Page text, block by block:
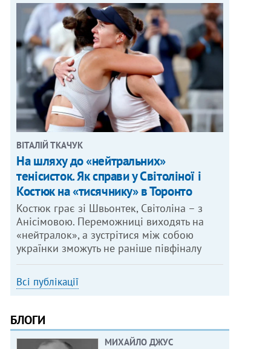
ВІТАЛІЙ ТКАЧУК
На шляху до «нейтральних»
тенісисток. Як справи у Світоліної і
Костюк на «тисячнику» в Торонто
Костюк грає зі Швьонтек, Світоліна – з
Анісімовою. Переможниці виходять на
«нейтралок», а зустрітися між собою
українки зможуть не раніше півфіналу
Всі публікації
БЛОГИ
МИХАЙЛО ДЖУС